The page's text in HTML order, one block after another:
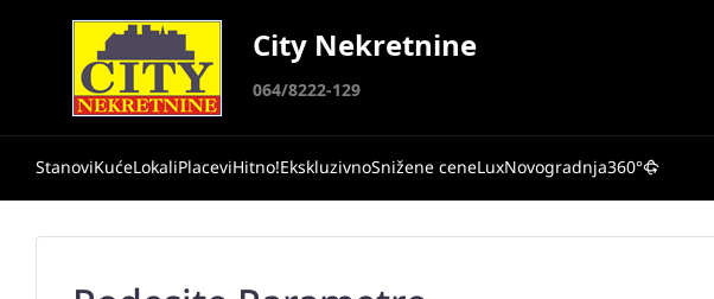
City Nekretnine
064/8222-129
StanoviKućeLokaliPlaceviHitno!EkskluzivnoSnižene ceneLuxNovogradnja360°